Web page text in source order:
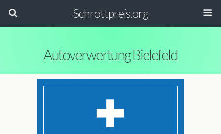
Schrottpreis.org
Autoverwertung Bielefeld